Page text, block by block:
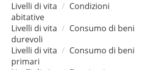
Livelli di vita
Condizioni
abitative
Livelli di vita
Consumo di beni
durevoli
Livelli di vita
Consumo di beni
primari